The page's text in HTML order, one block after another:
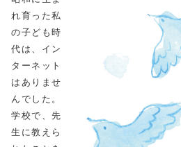
れ育った私
の子ども時
代は、イン
ターネット
はありませ
んでした。
学校で、先
生に教えら